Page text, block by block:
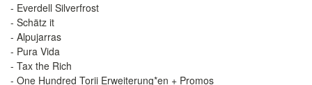
- Everdell Silverfrost
- Schätz it
- Alpujarras
- Pura Vida
- Tax the Rich
- One Hundred Torii Erweiterung*en + Promos